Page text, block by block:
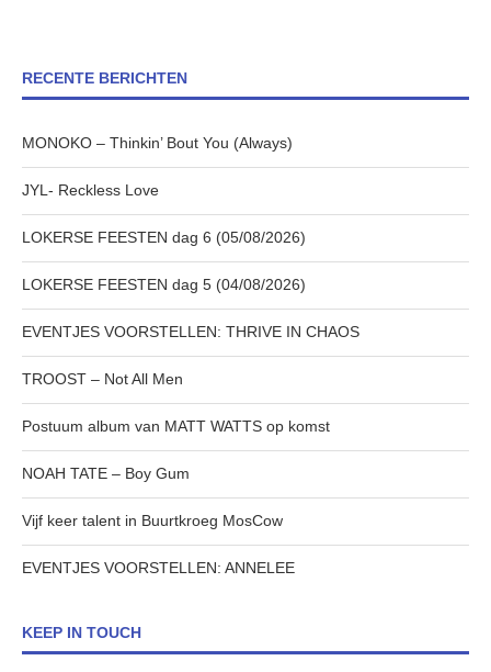
RECENTE BERICHTEN
MONOKO – Thinkin’ Bout You (Always)
JYL- Reckless Love
LOKERSE FEESTEN dag 6 (05/08/2026)
LOKERSE FEESTEN dag 5 (04/08/2026)
EVENTJES VOORSTELLEN: THRIVE IN CHAOS
TROOST – Not All Men
Postuum album van MATT WATTS op komst
NOAH TATE – Boy Gum
Vijf keer talent in Buurtkroeg MosCow
EVENTJES VOORSTELLEN: ANNELEE
KEEP IN TOUCH